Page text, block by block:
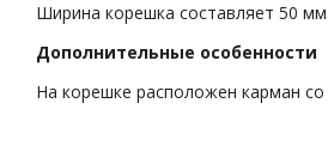
Ширина корешка составляет 50
Дополнительные особенности
На корешке расположен карман